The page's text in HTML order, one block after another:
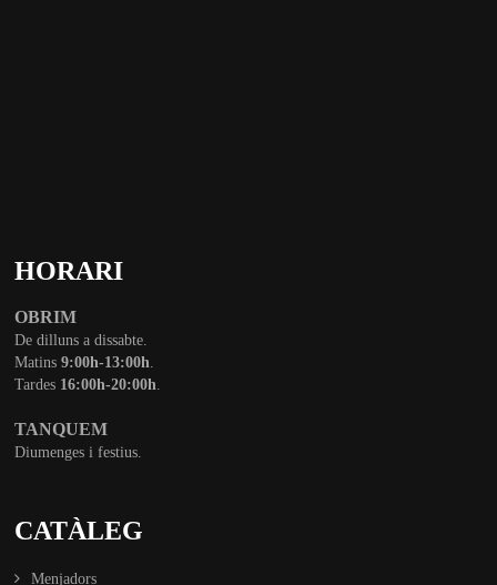
HORARI
OBRIM
De dilluns a dissabte.
Matins9:00h-13:00h
Tardes 16:00h-20:00h
TANQUEM
Diumenges i festius.
CATÀLEG
Menjadors